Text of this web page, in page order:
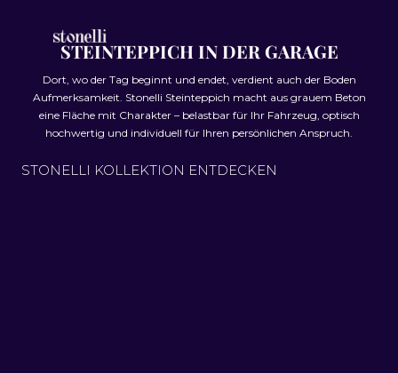
STEINTEPPICH IN DER GARAGE
Dort, wo der Tag beginnt und endet, verdient auch der Boden
Aufmerksamkeit. Stonelli Steinteppich macht aus grauem Beton
eine Fläche mit Charakter – belastbar für Ihr Fahrzeug, optisch
hochwertig und individuell für Ihren persönlichen Anspruch.
STONELLI KOLLEKTION ENTDECKEN